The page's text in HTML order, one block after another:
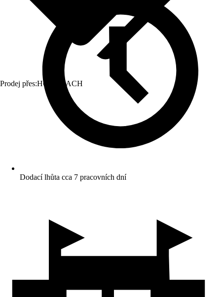
Prodej přes:HORNBACH
Dodací lhůta cca 7 pracovních dní